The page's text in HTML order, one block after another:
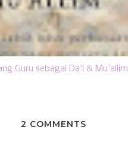
Guru sebagai Da'i & Mu'allim
2 COMMENTS